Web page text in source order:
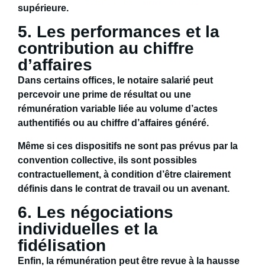
supérieure.
5. Les performances et la
contribution au chiffre
d’affaires
Dans certains offices, le notaire salarié peut
percevoir une prime de résultatou une
rémunération variable liée au volume d’actes
authentifiés ou au chiffre d’affaires généré.
Même si ces dispositifs ne sont pas prévus par la
convention collective, ils sont possibles
contractuellement, à condition d’être clairement
définis dans le contrat de travail ou un avenant.
6. Les négociations
individuelles et la
fidélisation
Enfin, la rémunération peut être revue à la hausse